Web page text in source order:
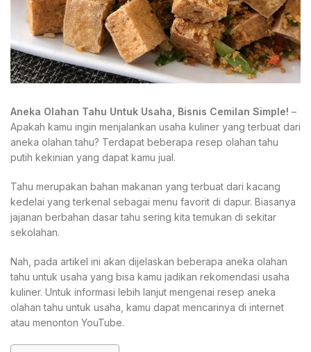
Aneka Olahan Tahu Untuk Usaha, Bisnis Cemilan Simple! –
Apakah kamu ingin menjalankan usaha kuliner yang terbuat dari
aneka olahan tahu? Terdapat beberapa resep olahan tahu
putih kekinian yang dapat kamu jual.
Tahu merupakan bahan makanan yang terbuat dari kacang
kedelai yang terkenal sebagai menu favorit di dapur. Biasanya
jajanan berbahan dasar tahu sering kita temukan di sekitar
sekolahan.
Nah, pada artikel ini akan dijelaskan beberapa aneka olahan
tahu untuk usaha yang bisa kamu jadikan rekomendasi usaha
kuliner. Untuk informasi lebih lanjut mengenai resep aneka
olahan tahu untuk usaha, kamu dapat mencarinya di internet
atau menonton YouTube.